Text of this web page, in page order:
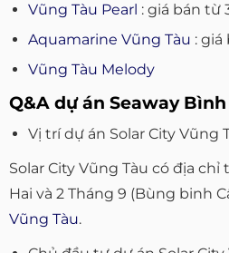
Vũng Tàu Pearl : giá bán từ
Aquamarine Vũng Tàu :
Vũng Tàu Melody
Q&A dự án Seaway
Vị trí dự án Solar City Vũng
Solar City Vũng Tàu có địa
Hai và 2 Tháng 9 (Bùng binh
Vũng Tàu.